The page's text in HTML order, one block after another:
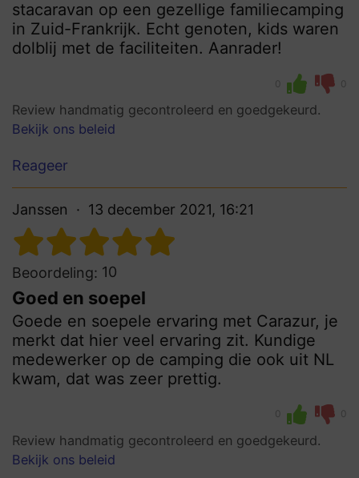
stacaravan op een gezellige familiecamping
in Zuid-Frankrijk. Echt genoten, kids waren
dolblij met de faciliteiten. Aanrader!
0 0
Review handmatig gecontroleerd en goedgekeurd.
Bekijk ons beleid
Reageer
Janssen 13 december 2021, 16:21
Beoordeling: 10
Goed en soepel
Goede en soepele ervaring met Carazur, je
merkt dat hier veel ervaring zit. Kundige
medewerker op de camping die ook uit NL
kwam, dat was zeer prettig.
0 0
Review handmatig gecontroleerd en goedgekeurd.
Bekijk ons beleid